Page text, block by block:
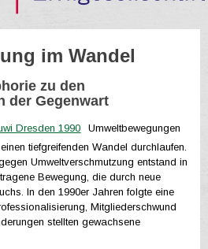
im Wandel
zu den
der Gegenwart
Umweltbewegungen
tiefgreifenden Wandel durchlaufen.
Umweltverschmutzung entstand in
Bewegung, die durch neue
In den 1990er Jahren folgte eine
Mitgliederschwund
stellten gewachsene